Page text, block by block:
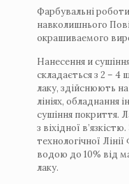
Фарбувальні
навколишнього
окрашиваемого
Нанесення и
складається з 2 – 4
лаку, здійснюють на
лініях, обладнання
сушіння покриття.
з віхідної
технологічної
водою до 10% від
лаку.